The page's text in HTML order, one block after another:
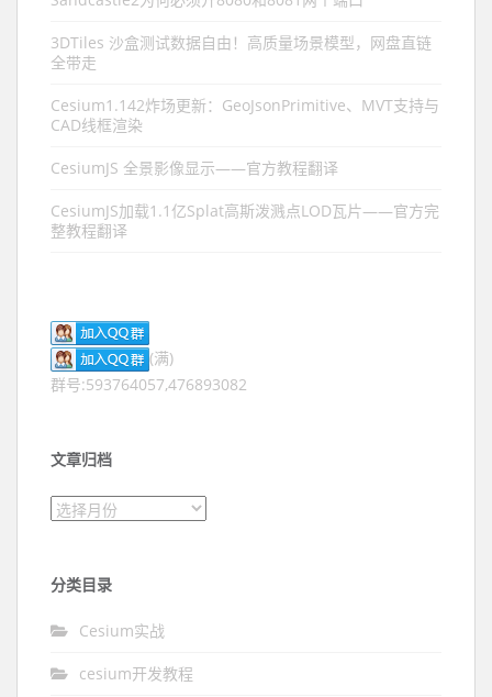
3DTiles 沙盒测试数据自由！高质量场景模型，网盘直链
全带走
Cesium1.142炸场更新：GeoJsonPrimitive、MVT支持与
CAD线框渲染
CesiumJS 全景影像显示——官方教程翻译
CesiumJS加载1.1亿Splat高斯泼溅点LOD瓦片——官方完
整教程翻译
(满)
群号:593764057,476893082
文章归档
文章归档
分类目录
Cesium实战
cesium开发教程